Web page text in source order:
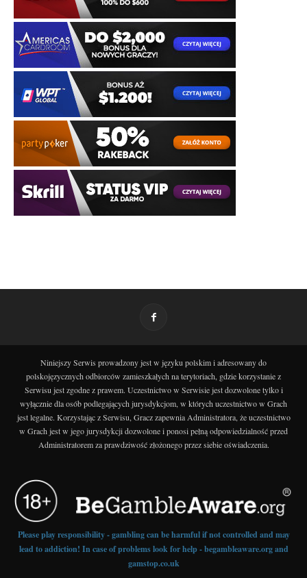
Niniejszy Serwis prowadzony jest w języku polskim i adresowany do
polskojęzycznych odbiorców zamieszkałych na terytoriach, gdzie korzystanie z
Serwisu jest zgodne z prawem. Uczestnictwo w Serwisie jest dozwolone tylko i
wyłącznie dla osób podlegających jurysdykcjom, w których uczestnictwo w Grach
jest legalne. Korzystając z Serwisu, Gracz zapewnia Administratora, że uczestnictwo
w Grach jest w jego jurysdykcji dozwolone i ponosi pełną odpowiedzialność przed
Administratorem za prawdziwość złożonego przez siebie oświadczenia.
Please play responsibility - gambling can be harmful if not controlled and may
lead to addiction! In case of problems look for help - begambleaware.org and
gamstop.co.uk